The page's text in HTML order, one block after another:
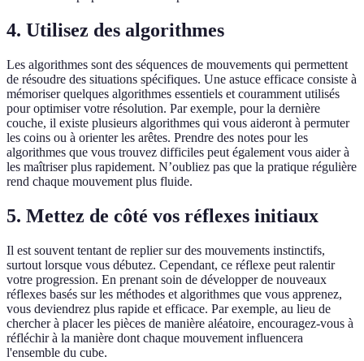
4. Utilisez des algorithmes
Les algorithmes sont des séquences de mouvements qui permettent
de résoudre des situations spécifiques. Une astuce efficace consiste à
mémoriser quelques algorithmes essentiels et couramment utilisés
pour optimiser votre résolution. Par exemple, pour la dernière
couche, il existe plusieurs algorithmes qui vous aideront à permuter
les coins ou à orienter les arêtes. Prendre des notes pour les
algorithmes que vous trouvez difficiles peut également vous aider à
les maîtriser plus rapidement. N’oubliez pas que la pratique régulière
rend chaque mouvement plus fluide.
5. Mettez de côté vos réflexes initiaux
Il est souvent tentant de replier sur des mouvements instinctifs,
surtout lorsque vous débutez. Cependant, ce réflexe peut ralentir
votre progression. En prenant soin de développer de nouveaux
réflexes basés sur les méthodes et algorithmes que vous apprenez,
vous deviendrez plus rapide et efficace. Par exemple, au lieu de
chercher à placer les pièces de manière aléatoire, encouragez-vous à
réfléchir à la manière dont chaque mouvement influencera
l'ensemble du cube.